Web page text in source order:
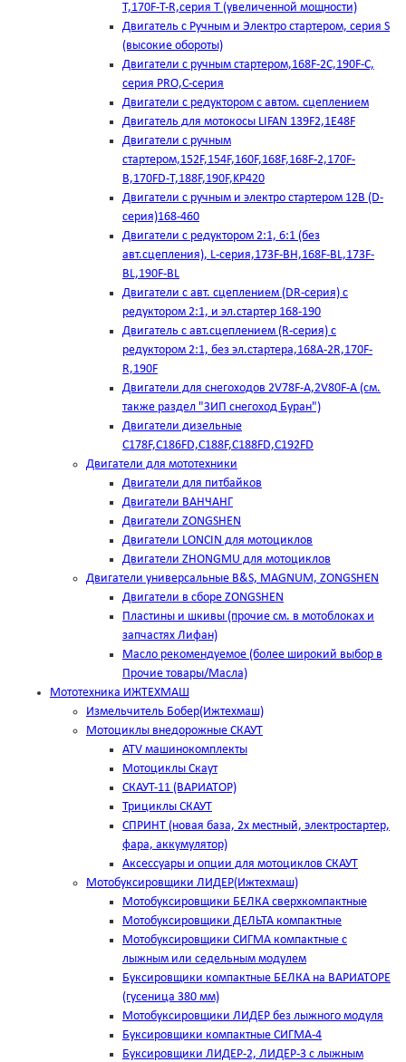
T,170F-T-R,серия Т (увеличенной мощности)
Двигатель с Ручным и Электро стартером, серия S
(высокие обороты)
Двигатели с ручным стартером,168F-2C,190F-C,
серия PRO,C-серия
Двигатели с редуктором с автом. сцеплением
Двигатель для мотокосы LIFAN 139F2,1E48F
Двигатели с ручным
стартером,152F,154F,160F,168F,168F-2,170F-
B,170FD-T,188F,190F,KP420
Двигатели с ручным и электро стартером 12В (D-
серия)168-460
Двигатели с редуктором 2:1, 6:1 (без
авт.сцепления), L-серия,173F-BH,168F-BL,173F-
BL,190F-BL
Двигатели с авт. сцеплением (DR-серия) с
редуктором 2:1, и эл.стартер 168-190
Двигатель с авт.сцеплением (R-серия) с
редуктором 2:1, без эл.стартера,168А-2R,170F-
R,190F
Двигатели для снегоходов 2V78F-A,2V80F-A (см.
также раздел "ЗИП снегоход Буран")
Двигатели дизельные
C178F,С186FD,C188F,C188FD,C192FD
Двигатели для мототехники
Двигатели для питбайков
Двигатели ВАНЧАНГ
Двигатели ZONGSHEN
Двигатели LONCIN для мотоциклов
Двигатели ZHONGMU для мотоциклов
Двигатели универсальные B&S, MAGNUM, ZONGSHEN
Двигатели в сборе ZONGSHEN
Пластины и шкивы (прочие см. в мотоблоках и
запчастях Лифан)
Масло рекомендуемое (более широкий выбор в
Прочие товары/Масла)
Мототехника ИЖТЕХМАШ
Измельчитель Бобер(Ижтехмаш)
Мотоциклы внедорожные СКАУТ
ATV машинокомплекты
Мотоциклы Скаут
СКАУТ-11 (ВАРИАТОР)
Трициклы СКАУТ
СПРИНТ (новая база, 2х местный, электростартер,
фара, аккумулятор)
Аксессуары и опции для мотоциклов СКАУТ
Мотобуксировщики ЛИДЕР(Ижтехмаш)
Мотобуксировщики БЕЛКА сверхкомпактные
Мотобуксировщики ДЕЛЬТА компактные
Мотобуксировщики СИГМА компактные с
лыжным или седельным модулем
Буксировщики компактные БЕЛКА на ВАРИАТОРЕ
(гусеница 380 мм)
Мотобуксировщики ЛИДЕР без лыжного модуля
Буксировщики компактные СИГМА-4
Буксировщики ЛИДЕР-2, ЛИДЕР-3 c лыжным